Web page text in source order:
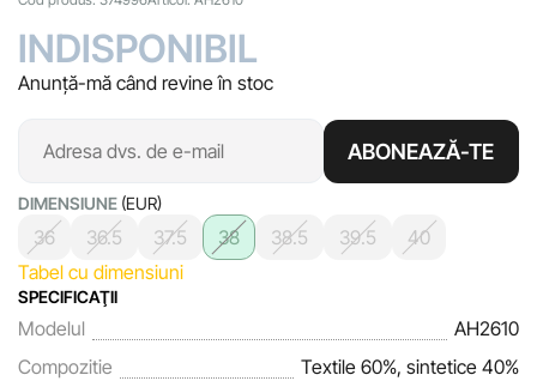
INDISPONIBIL
Anunță-mă când revine în stoc
ABONEAZĂ-TE
DIMENSIUNE (EUR)
36 36.5 37.5 38 38.5 39.5
40
Tabel cu dimensiuni
SPECIFICAŢII
Modelul
AH2610
Compozitie
Textile 60%, sintetice 40%